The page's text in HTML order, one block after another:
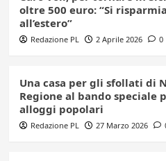
oltre 500 euro: “Si
all’estero”
Redazione PL 2 Aprile 2026 0
Una casa per gli sfollati di
Regione al bando speciale
alloggi popolari
Redazione PL 27 Marzo 2026